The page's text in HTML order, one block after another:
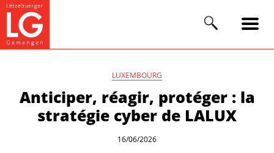
LUXEMBOURG
Anticiper, réagir, protéger : la
stratégie cyber de LALUX
16/06/2026